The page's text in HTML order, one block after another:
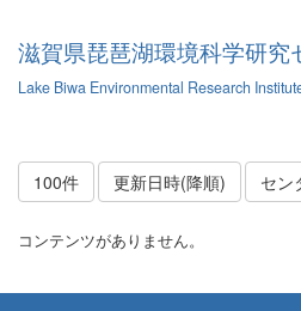
滋賀県琵琶湖環境科学研究
Lake Biwa Environmental Research
100件 更新日時(降順) セン
コンテンツがありません。